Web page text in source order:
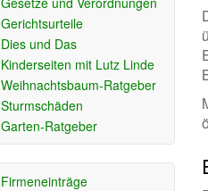
Gerichtsurteile
Dies und Das
Kinderseiten mit Lutz Linde
Weihnachtsbaum-Ratgeber
Sturmschäden
Garten-Ratgeber
Firmeneinträge